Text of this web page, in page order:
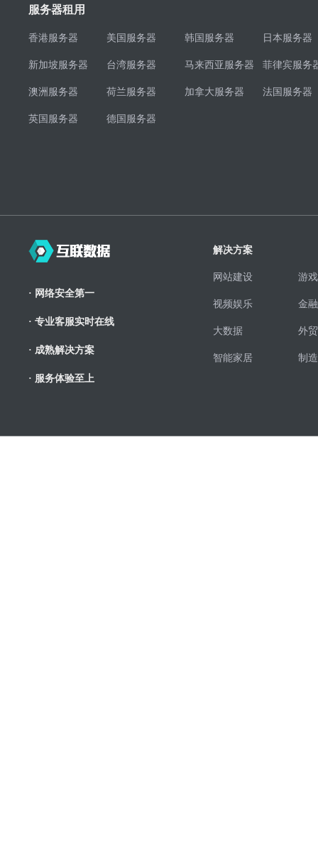
服务器租用
香港服务器 美国服务器 韩国服务器 日本服务器
新加坡服务器 台湾服务器 马来西亚服务器 菲律宾服务
澳洲服务器 荷兰服务器 加拿大服务器 法国服务器
英国服务器 德国服务器
· 网络安全第一
· 专业客服实时在线
· 成熟解决方案
· 服务体验至上
解决方案
网站建设 游
视频娱乐 金
大数据 外
智能家居 制